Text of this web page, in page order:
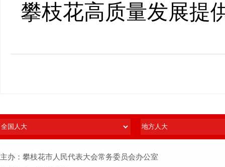
攀枝花高质量发展提
主办：攀枝花市人民代表大会常务委员会办公室